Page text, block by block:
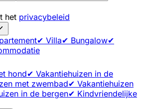
het privacybeleid
✔ Villa✔ Bungalow✔
hond✔ Vakantiehuizen in de
met zwembad✔ Vakantiehuizen
in de bergen✔ Kindvriendelijke